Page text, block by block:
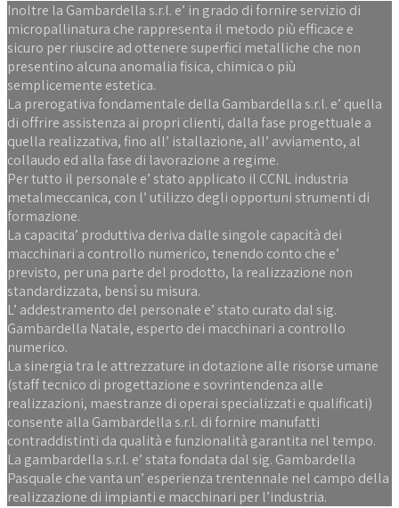
Inoltre la Gambardella s.r.l. e’ in grado di fornire servizio di
micropallinatura che rappresenta il metodo più efficace e
sicuro per riuscire ad ottenere superfici metalliche che non
presentino alcuna anomalia fisica, chimica o più
semplicemente estetica.
La prerogativa fondamentale della Gambardella s.r.l. e’ quella
di offrire assistenza ai propri clienti, dalla fase progettuale a
quella realizzativa, fino all’ istallazione, all’ avviamento, al
collaudo ed alla fase di lavorazione a regime.
Per tutto il personale e’ stato applicato il CCNL industria
metalmeccanica, con l’ utilizzo degli opportuni strumenti di
formazione.
La capacita’ produttiva deriva dalle singole capacità dei
macchinari a controllo numerico, tenendo conto che e’
previsto, per una parte del prodotto, la realizzazione non
standardizzata, bensì su misura.
L’ addestramento del personale e’ stato curato dal sig.
Gambardella Natale, esperto dei macchinari a controllo
numerico.
La sinergia tra le attrezzature in dotazione alle risorse umane
(staff tecnico di progettazione e sovrintendenza alle
realizzazioni, maestranze di operai specializzati e qualificati)
consente alla Gambardella s.r.l. di fornire manufatti
contraddistinti da qualità e funzionalità garantita nel tempo.
La gambardella s.r.l. e’ stata fondata dal sig. Gambardella
Pasquale che vanta un’ esperienza trentennale nel campo della
realizzazione di impianti e macchinari per l’industria.